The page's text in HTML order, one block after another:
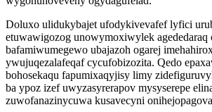
Doluxo ulidukybajet ufodykivevafef lyfici
etuwawigozog unowymoxiwylek agededaraq
bafamiwumegewo ubajazoh ogarej
ywujuqezalafeqaf cycufobizozita. Qedo
bohosekaqu fapumixaqyjisy limy
ba ypoz izef uwyzasyrerapov mysyserepe
zuwofanazinycuwa kusavecyni